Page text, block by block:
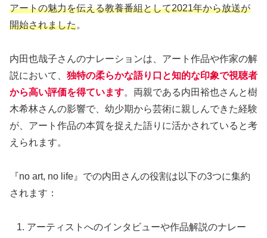
アートの魅力を伝える教養番組として2021年から放送が
開始されました。
内田也哉子さんのナレーションは、アート作品や作家の解
説において、 独特の柔らかな語り口と知的な印象で視聴者
から高い評価を得ています。両親である内田裕也さんと樹
木希林さんの影響で、幼少期から芸術に親しんできた経験
が、アート作品の本質を捉えた語りに活かされていると考
えられます。
『no art, no life』での内田さんの役割は以下の3つに集約
されます：
アーティストへのインタビューや作品解説のナレー